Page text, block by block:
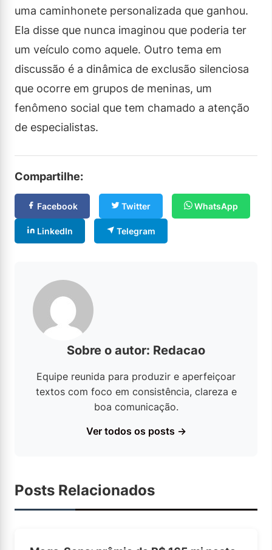
uma caminhonete personalizada que ganhou.
Ela disse que nunca imaginou que poderia ter
um veículo como aquele. Outro tema em
discussão é a dinâmica de exclusão silenciosa
que ocorre em grupos de meninas, um
fenômeno social que tem chamado a atenção
de especialistas.
Compartilhe:
Facebook Twitter WhatsApp
LinkedIn Telegram
Sobre o autor: Redacao
Equipe reunida para produzir e aperfeiçoar
textos com foco em consistência, clareza e
boa comunicação.
Ver todos os posts →
Posts Relacionados